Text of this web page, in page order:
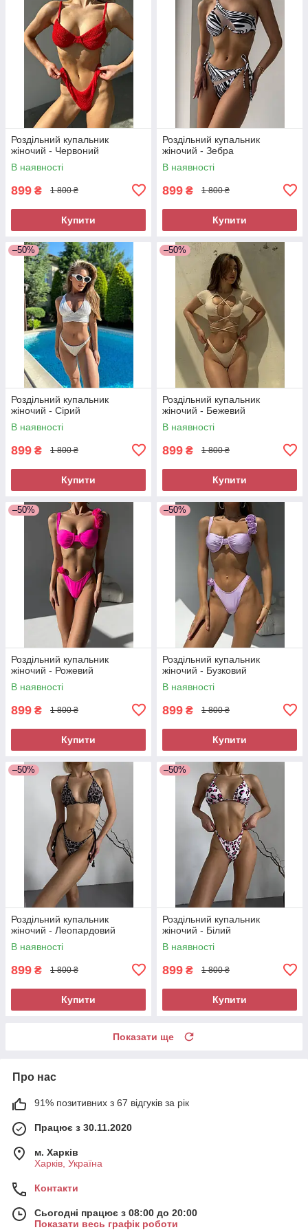
Роздільний купальник
жіночий - Червоний
В наявності
899 ₴ 1 800 ₴
Купити
Роздільний купальник
жіночий - Зебра
В наявності
899 ₴ 1 800 ₴
Купити
–50%
Роздільний купальник
жіночий - Сірий
В наявності
899 ₴ 1 800 ₴
Купити
–50%
Роздільний купальник
жіночий - Бежевий
В наявності
899 ₴ 1 800 ₴
Купити
–50%
Роздільний купальник
жіночий - Рожевий
В наявності
899 ₴ 1 800 ₴
Купити
–50%
Роздільний купальник
жіночий - Бузковий
В наявності
899 ₴ 1 800 ₴
Купити
–50%
Роздільний купальник
жіночий - Леопардовий
В наявності
899 ₴ 1 800 ₴
Купити
–50%
Роздільний купальник
жіночий - Білий
В наявності
899 ₴ 1 800 ₴
Купити
Показати ще
Про нас
91% позитивних з 67 відгуків за рік
Працює з 30.11.2020
м. Харків
Харків, Україна
Контакти
Сьогодні працює з 08:00 до 20:00
Показати весь графік роботи